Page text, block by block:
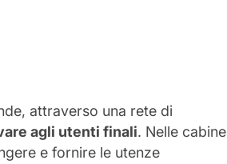
attraverso una rete di
agli utenti finali. Nelle cabine
e fornire le utenze